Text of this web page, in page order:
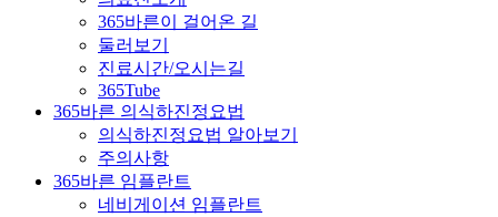
365바른이 걸어온 길
둘러보기
진료시간/오시는길
365Tube
365바른 의식하진정요법
의식하진정요법 알아보기
주의사항
365바른 임플란트
네비게이션 임플란트